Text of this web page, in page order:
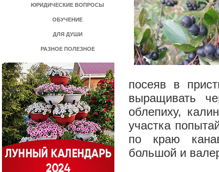
ЮРИДИЧЕСКИЕ ВОПРОСЫ
ОБУЧЕНИЕ
ДЛЯ ДУШИ
РАЗНОЕ ПОЛЕЗНОЕ
посеяв в
выращивать
облепиху,
участка
по краю
большой и